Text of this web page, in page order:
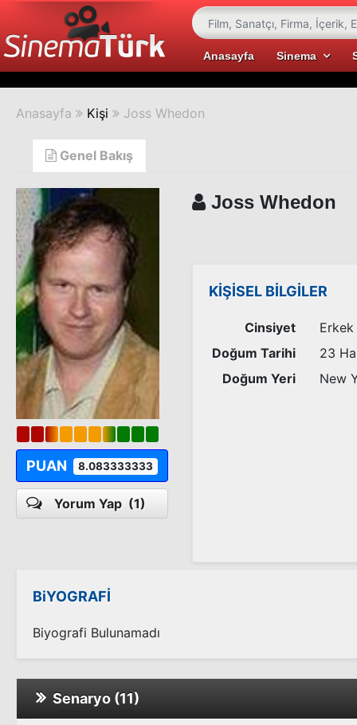
Anasayfa Sinema
Anasayfa Kişi Joss Whedon
Genel Bakış
PUAN 8.083333333
Yorum Yap (1)
Joss Whedon
KİŞİSEL BİLGİLER
Cinsiyet
Erkek
Doğum Tarihi
23
Doğum Yeri
New
BiYOGRAFİ
Biyografi Bulunamadı
Senaryo (11)